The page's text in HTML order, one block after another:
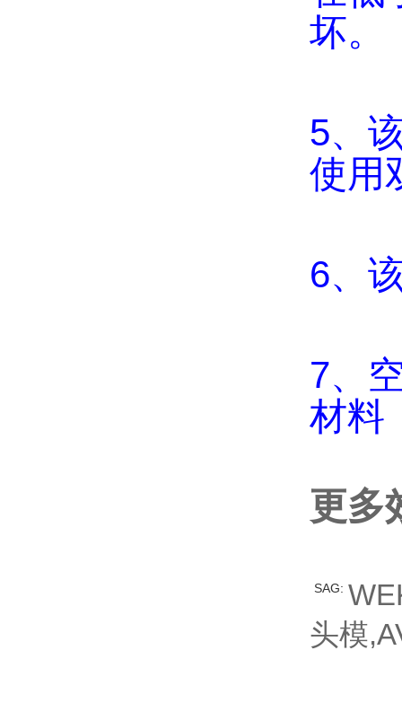
坏。
5、
使用
6、
7、
材料
更多
SAG:
头模